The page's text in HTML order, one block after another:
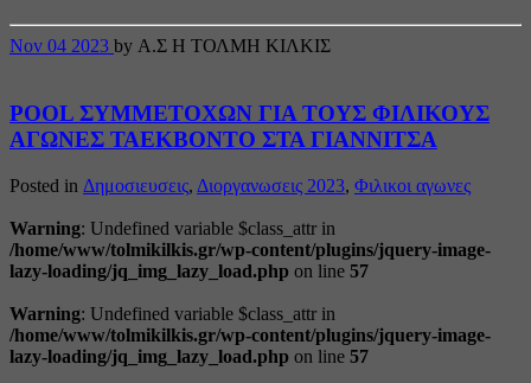
Nov 04 2023 by Α.Σ Η ΤΟΛΜΗ ΚΙΛΚΙΣ
POOL ΣΥΜΜΕΤΟΧΩΝ ΓΙΑ ΤΟΥΣ ΦΙΛΙΚΟΥΣ
ΑΓΩΝΕΣ ΤΑΕΚΒΟΝΤΟ ΣΤΑ ΓΙΑΝΝΙΤΣΑ
Posted in Δημοσιευσεις, Διοργανωσεις 2023, Φιλικοι αγωνες
Warning: Undefined variable $class_attr in
/home/www/tolmikilkis.gr/wp-content/plugins/jquery-image-
lazy-loading/jq_img_lazy_load.php on line 57
Warning: Undefined variable $class_attr in
/home/www/tolmikilkis.gr/wp-content/plugins/jquery-image-
lazy-loading/jq_img_lazy_load.php on line 57